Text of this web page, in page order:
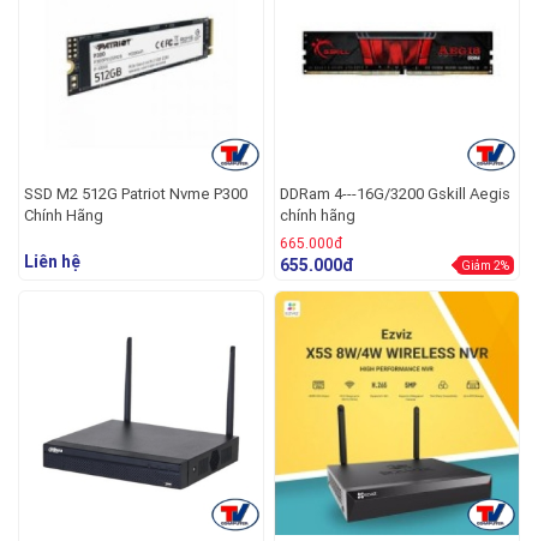
SSD M2 512G Patriot Nvme P300
Chính Hãng
Liên hệ
DDRam 4---16G/3200 Gskill Aegis
chính hãng
665.000đ
655.000đ Giảm 2%